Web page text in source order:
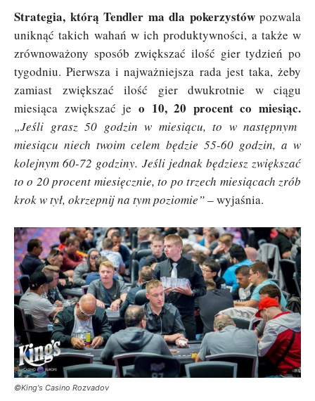
Strategia, którą Tendler ma dla pokerzystówpozwala
uniknąć takich wahań w ich produktywności, a także w
zrównoważony sposób zwiększać ilość gier tydzień po
tygodniu. Pierwsza i najważniejsza rada jest taka, żeby
zamiast zwiększać ilość gier dwukrotnie w ciągu
miesiąca zwiększać je o 10, 20 procent co miesiąc.
„Jeśli grasz 50 godzin w miesiącu, to w następnym
miesiącu niech twoim celem będzie 55-60 godzin, a w
kolejnym 60-72 godziny. Jeśli jednak będziesz zwiększać
to o 20 procent miesięcznie, to po trzech miesiącach zrób
krok w tył, okrzepnij na tym poziomie”– wyjaśnia.
©King's Casino Rozvadov